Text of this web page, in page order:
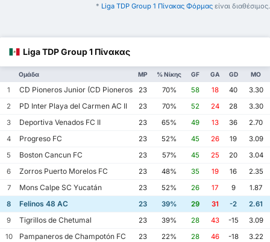
* Liga TDP Group 1 Πίνακας Φόρμας είναι διαθέσιμος.
Liga TDP Group 1 Πίνακας
Ομάδα MP % Νίκης GF GA GD ΜΟ
1 CD Pioneros Junior (CD Pioneros de Cancún II)
23 70% 58 18 40
3.30
2
PD Inter Playa del Carmen AC II 23 70% 52 24 28
3.30
3
Deportiva Venados FC II 23 65% 49 13 36
2.70
4
Progreso FC 23 52% 45 26 19
3.09
5
Boston Cancun FC 23 57% 45 25 20
3.04
6
Zorros Puerto Morelos FC 23 48% 35 19 16
2.35
7
Mons Calpe SC Yucatán 23 52% 26 17 9
1.87
8
Felinos 48 AC 23 39% 29 31 -2
2.61
9
Tigrillos de Chetumal 23 39% 28 43 -15
3.09
10
Pampaneros de Champotón FC 23 22% 28 46 -18
3.22